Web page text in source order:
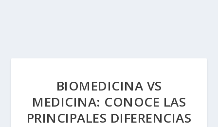
BIOMEDICINA VS
MEDICINA: CONOCE LAS
PRINCIPALES DIFERENCIAS